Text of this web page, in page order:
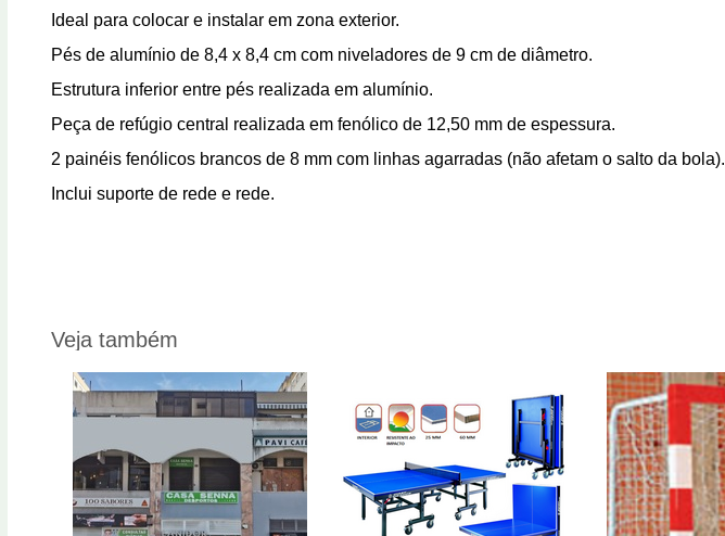
Ideal para colocar e instalar em zona exterior.
Pés de alumínio de 8,4 x 8,4 cm com niveladores de 9 cm de diâmetro.
Estrutura inferior entre pés realizada em alumínio.
Peça de refúgio central realizada em fenólico de 12,50 mm de espessura.
2 painéis fenólicos brancos de 8 mm com linhas agarradas (não afetam o salto da bola).
Inclui suporte de rede e rede.
Veja também